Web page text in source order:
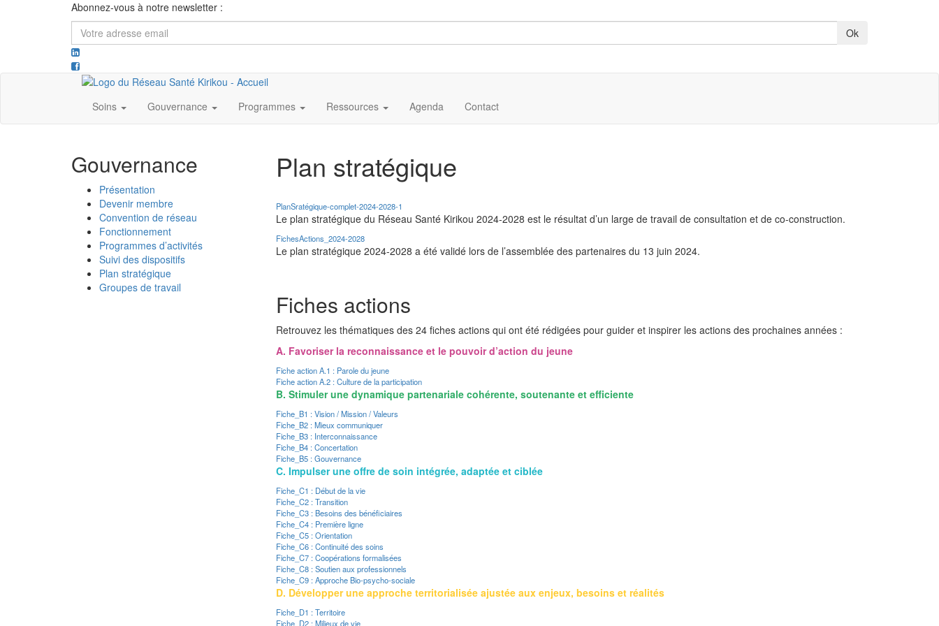
Abonnez-vous à notre newsletter :
Votre
adresse
email
Soins Gouvernance Programmes Ressources Agenda Contact
Gouvernance
Présentation
Devenir membre
Convention de réseau
Fonctionnement
Programmes d’activités
Suivi des dispositifs
Plan stratégique
Groupes de travail
Plan stratégique
PlanSratégique-complet-2024-2028-1
Le plan stratégique du Réseau Santé Kirikou 2024-2028 est le résultat d’un large de travail de consultation et de co-construction.
FichesActions_2024-2028
Le plan stratégique 2024-2028 a été validé lors de l’assemblée des partenaires du 13 juin 2024.
Fiches actions
Retrouvez les thématiques des 24 fiches actions qui ont été rédigées pour guider et inspirer les actions des prochaines années :
A. Favoriser la reconnaissance et le pouvoir d’action du jeune
Fiche action A.1 : Parole du jeune
Fiche action A.2 : Culture de la participation
B. Stimuler une dynamique partenariale cohérente, soutenante et efficiente
Fiche_B1 : Vision / Mission / Valeurs
Fiche_B2 : Mieux communiquer
Fiche_B3 : Interconnaissance
Fiche_B4 : Concertation
Fiche_B5 : Gouvernance
C. Impulser une offre de soin intégrée, adaptée et ciblée
Fiche_C1 : Début de la vie
Fiche_C2 : Transition
Fiche_C3 : Besoins des bénéficiaires
Fiche_C4 : Première ligne
Fiche_C5 : Orientation
Fiche_C6 : Continuité des soins
Fiche_C7 : Coopérations formalisées
Fiche_C8 : Soutien aux professionnels
Fiche_C9 : Approche Bio-psycho-sociale
D. Développer une approche territorialisée ajustée aux enjeux, besoins et réalités
Fiche_D1 : Territoire
Fiche_D2 : Milieux de vie